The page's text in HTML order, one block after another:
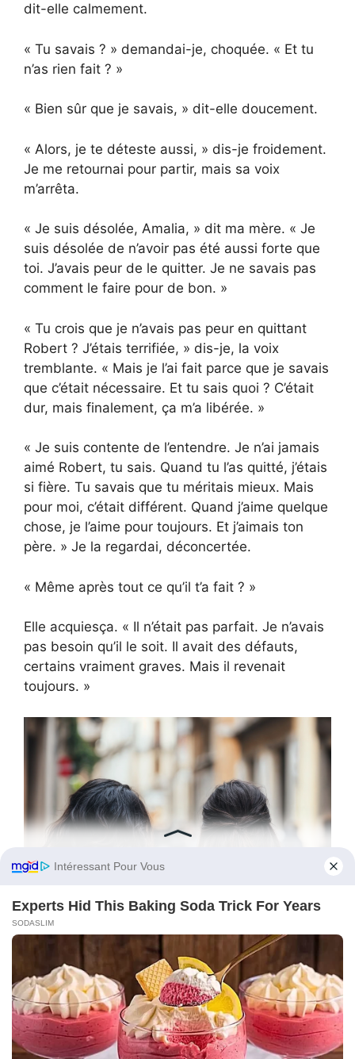
dit-elle calmement.
« Tu savais ? » demandai-je, choquée. « Et tu
n’as rien fait ? »
« Bien sûr que je savais, » dit-elle doucement.
« Alors, je te déteste aussi, » dis-je froidement.
Je me retournai pour partir, mais sa voix
m’arrêta.
« Je suis désolée, Amalia, » dit ma mère. « Je
suis désolée de n’avoir pas été aussi forte que
toi. J’avais peur de le quitter. Je ne savais pas
comment le faire pour de bon. »
« Tu crois que je n’avais pas peur en quittant
Robert ? J’étais terrifiée, » dis-je, la voix
tremblante. « Mais je l’ai fait parce que je savais
que c’était nécessaire. Et tu sais quoi ? C’était
dur, mais finalement, ça m’a libérée. »
« Je suis contente de l’entendre. Je n’ai jamais
aimé Robert, tu sais. Quand tu l’as quitté, j’étais
si fière. Tu savais que tu méritais mieux. Mais
pour moi, c’était différent. Quand j’aime quelque
chose, je l’aime pour toujours. Et j’aimais ton
père. » Je la regardai, déconcertée.
« Même après tout ce qu’il t’a fait ? »
Elle acquiesça. « Il n’était pas parfait. Je n’avais
pas besoin qu’il le soit. Il avait des défauts,
certains vraiment graves. Mais il revenait
toujours. »